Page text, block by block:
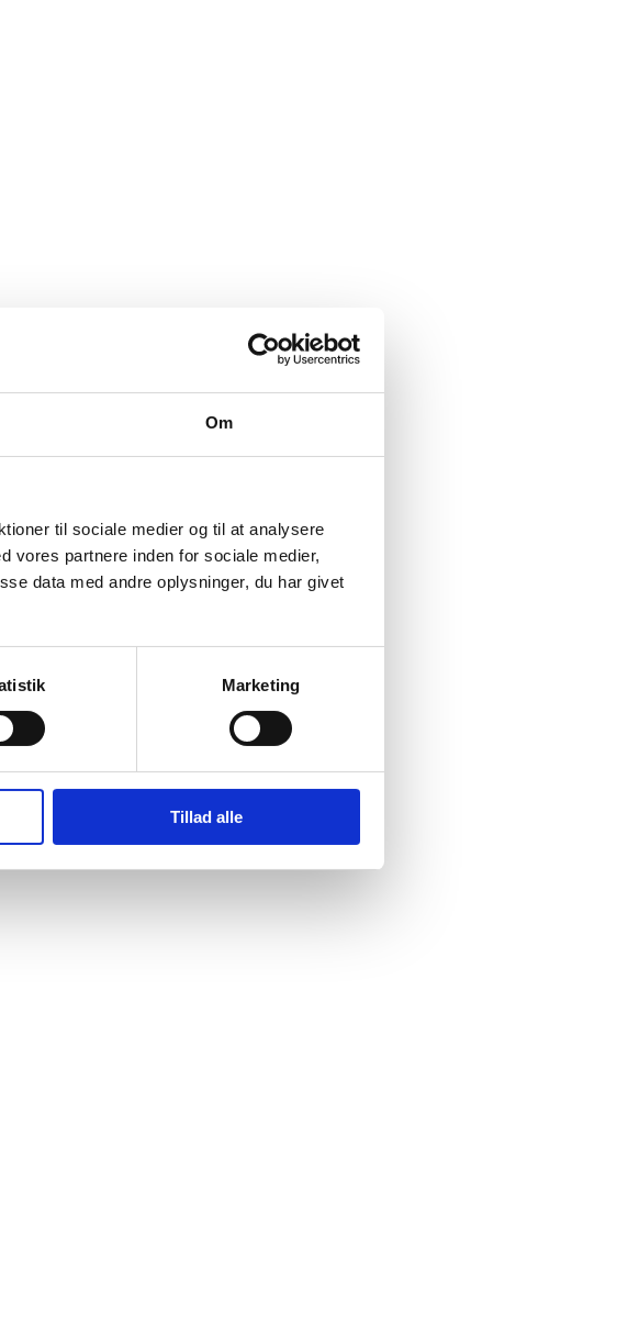
Om
til sociale medier og til at analysere
vores partnere inden for sociale medier,
data med andre oplysninger, du har givet
Marketing
Tillad alle